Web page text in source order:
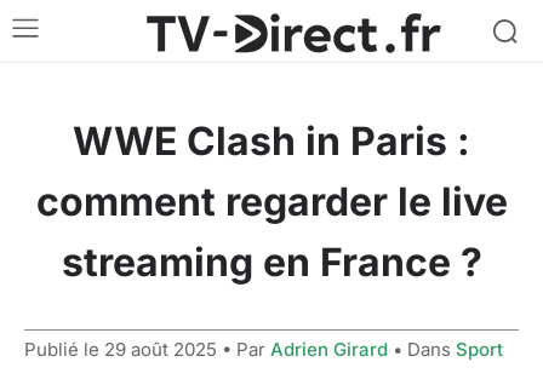
WWE Clash in Paris :
comment regarder le live
streaming en France ?
Publié le 29 août 2025 • Par Adrien Girard • Dans Sport